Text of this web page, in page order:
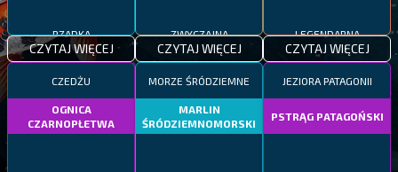
CZYTAJ WIĘCEJ CZYTAJ WIĘCEJ CZYTAJ WIĘCEJ
CZEDŻU
OGNICA
CZARNOPŁETWA
MORZE ŚRÓDZIEMNE
MARLIN
ŚRÓDZIEMNOMORSKI
JEZIORA PATAGONII
PSTRĄG PATAGOŃSKI